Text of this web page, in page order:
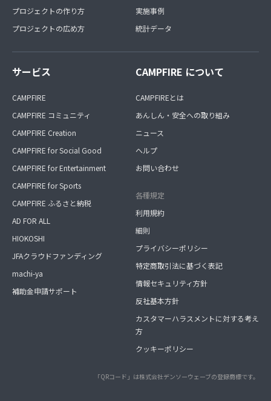
プロジェクトの作り方
プロジェクトの広め方
実施事例
統計データ
サービス
CAMPFIRE
CAMPFIRE コミュニティ
CAMPFIRE Creation
CAMPFIRE for Social Good
CAMPFIRE for Entertainment
CAMPFIRE for Sports
CAMPFIRE ふるさと納税
AD FOR ALL
HIOKOSHI
JFAクラウドファンディング
machi-ya
補助金申請サポート
CAMPFIRE について
CAMPFIREとは
あんしん・安全への取り組み
ニュース
ヘルプ
お問い合わせ
各種規定
利用規約
細則
プライバシーポリシー
特定商取引法に基づく表記
情報セキュリティ方針
反社基本方針
カスタマーハラスメントに対する考え
方
クッキーポリシー
「QRコード」は株式会社デンソーウェーブの登録商標です。